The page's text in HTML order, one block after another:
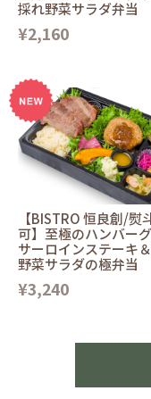
採れ野菜サラダ弁当
¥2,160
【BISTRO 恒良創/熨
可】至極のハンバー
サーロインステーキ
野菜サラダの極弁当
¥3,240